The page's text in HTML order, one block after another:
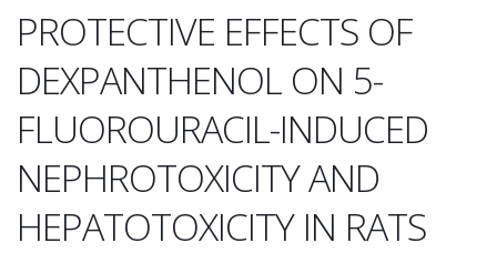
PROTECTIVE EFFECTS OF
DEXPANTHENOL ON 5-
FLUOROURACIL-INDUCED
NEPHROTOXICITY AND
HEPATOTOXICITY IN RATS